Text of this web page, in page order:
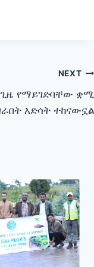
NEXT
ጊዜ የማይገድባቸው ቋሚ
እድሳት ተከናውኗል